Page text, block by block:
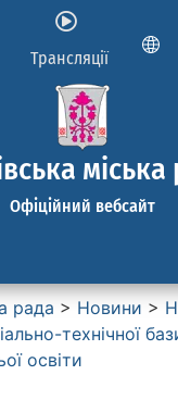
Трансляції
міська
Офіційний вебсайт
рада > Новини >
технічної
освіти